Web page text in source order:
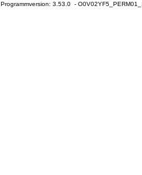
Programmversion: 3.53.0 -